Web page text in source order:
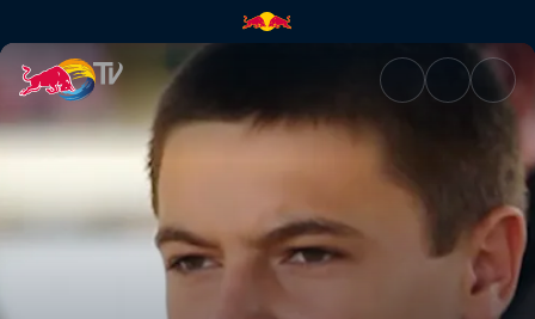
450 Class Dreams | Red Bull